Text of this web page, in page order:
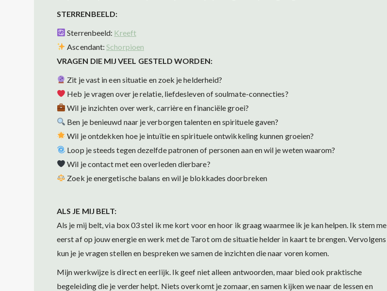
STERRENBEELD:
Sterrenbeeld: Kreeft
Ascendant: Schorpioen
VRAGEN DIE MIJ VEEL GESTELD WORDEN:
Zit je vast in een situatie en zoek je helderheid?
Heb je vragen over je relatie, liefdesleven of soulmate-connecties?
Wil je inzichten over werk, carrière en financiële groei?
Ben je benieuwd naar je verborgen talenten en spirituele gaven?
Wil je ontdekken hoe je intuïtie en spirituele ontwikkeling kunnen groeien?
Loop je steeds tegen dezelfde patronen of personen aan en wil je weten waarom?
Wil je contact met een overleden dierbare?
Zoek je energetische balans en wil je blokkades doorbreken
ALS JE MIJ BELT:
Als je mij belt, via box 03 stel ik me kort voor en hoor ik graag waarmee ik je kan helpen. Ik stem me
eerst af op jouw energie en werk met de Tarot om de situatie helder in kaart te brengen. Vervolgens
kun je je vragen stellen en bespreken we samen de inzichten die naar voren komen.
Mijn werkwijze is direct en eerlijk. Ik geef niet alleen antwoorden, maar bied ook praktische
begeleiding die je verder helpt. Niets overkomt je zomaar, en samen kijken we naar de lessen en